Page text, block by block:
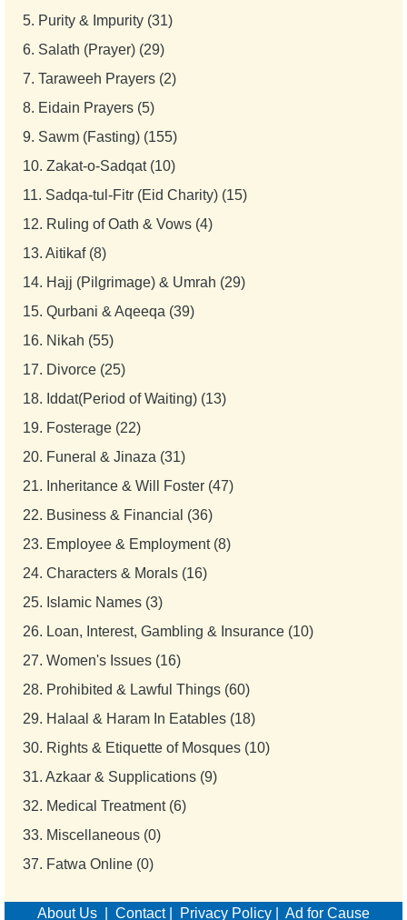
5. Purity & Impurity (31)
6. Salath (Prayer) (29)
7. Taraweeh Prayers (2)
8. Eidain Prayers (5)
9. Sawm (Fasting) (155)
10. Zakat-o-Sadqat (10)
11. Sadqa-tul-Fitr (Eid Charity) (15)
12. Ruling of Oath & Vows (4)
13. Aitikaf (8)
14. Hajj (Pilgrimage) & Umrah (29)
15. Qurbani & Aqeeqa (39)
16. Nikah (55)
17. Divorce (25)
18. Iddat(Period of Waiting) (13)
19. Fosterage (22)
20. Funeral & Jinaza (31)
21. Inheritance & Will Foster (47)
22. Business & Financial (36)
23. Employee & Employment (8)
24. Characters & Morals (16)
25. Islamic Names (3)
26. Loan, Interest, Gambling & Insurance (10)
27. Women's Issues (16)
28. Prohibited & Lawful Things (60)
29. Halaal & Haram In Eatables (18)
30. Rights & Etiquette of Mosques (10)
31. Azkaar & Supplications (9)
32. Medical Treatment (6)
33. Miscellaneous (0)
37. Fatwa Online (0)
About Us Contact| Privacy Policy Ad for Cause